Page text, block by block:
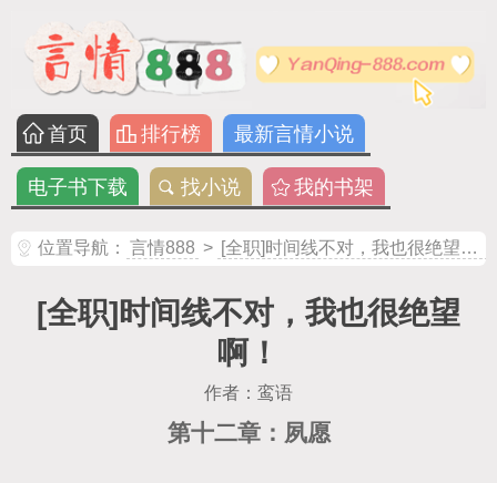
首页 排行榜 最新言情小说
电子书下载 找小说 我的书架
位置导航： 言情888 > [全职]时间线不对，我也很绝望啊！
[全职]时间线不对，我也很绝望
啊！
作者：鸾语
第十二章：夙愿